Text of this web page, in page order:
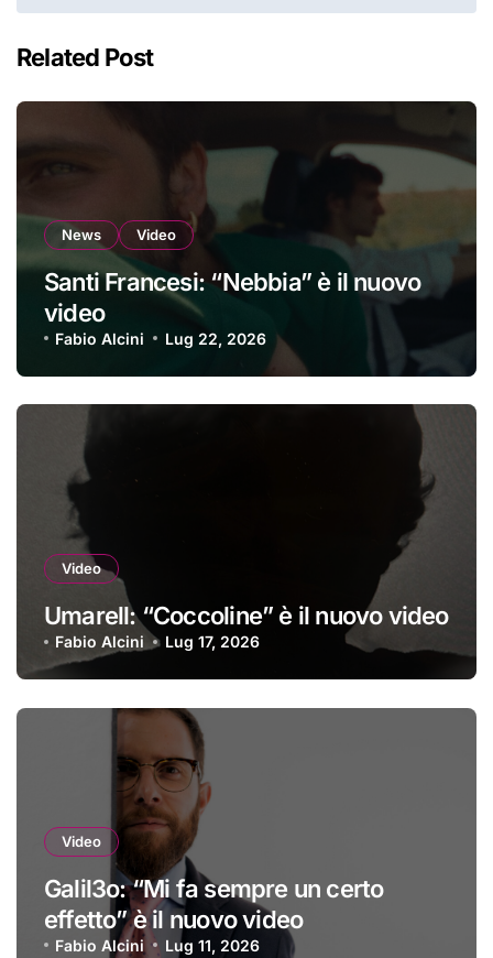
Related Post
News Video
Santi Francesi: “Nebbia” è il nuovo
video
Fabio Alcini Lug 22, 2026
Video
Umarell: “Coccoline” è il nuovo video
Fabio Alcini Lug 17, 2026
Video
Galil3o: “Mi fa sempre un certo
effetto” è il nuovo video
Fabio Alcini Lug 11, 2026